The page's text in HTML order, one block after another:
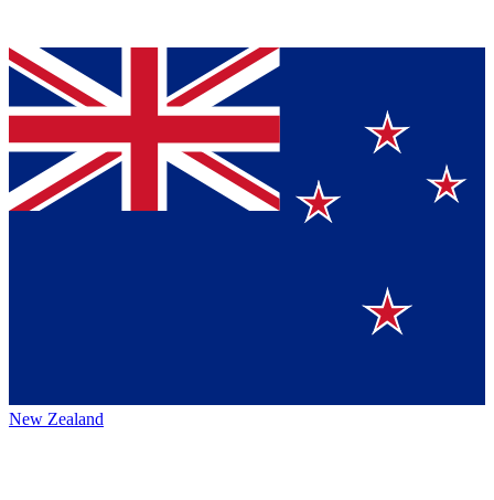
New Zealand